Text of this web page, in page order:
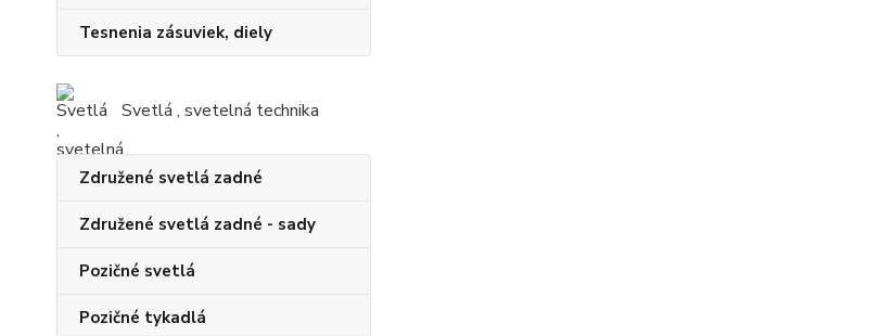
Tesnenia zásuviek, diely
Svetlá , svetelná technika
Združené svetlá zadné
Združené svetlá zadné - sady
Pozičné svetlá
Pozičné tykadlá